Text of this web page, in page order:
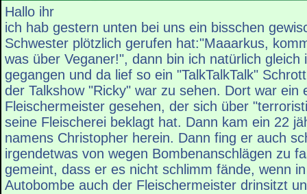
Hallo ihr
ich hab gestern unten bei uns ein bisschen
Schwester plötzlich gerufen hat:"Maaarkus,
was über Veganer!", dann bin ich natürlich gleich
gegangen und da lief so ein "TalkTalkTalk"
der Talkshow "Ricky" war zu sehen. Dort war ein
Fleischermeister gesehen, der sich über
seine Fleischerei beklagt hat. Dann kam ein 22
namens Christopher herein. Dann fing er auch
irgendetwas von wegen Bombenanschlägen zu
gemeint, dass er es nicht schlimm fände, wenn
Autobombe auch der Fleischermeister drinsitzt